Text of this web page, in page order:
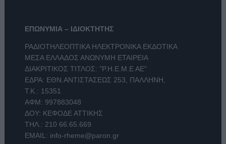
ΕΠΩΝΥΜΙΑ – ΙΔΙΟΚΤΗΤΗΣ
ΡΑΔΙΟΤΗΛΕΟΠΤΙΚΑ ΗΛΕΚΤΡΟΝΙΚΑ ΕΚΔΟΤΙΚΑ
ΜΕΣΑ ΕΛΛΑΔΟΣ ΑΝΩΝΥΜΗ ΕΤΑΙΡΕΙΑ
ΔΙΑΚΡΙΤΙΚΟΣ ΤΙΤΛΟΣ: "Ρ.Η.Ε.Μ.Ε ΑΕ"
ΕΔΡΑ: ΕΘΝ.ΑΝΤΙΣΤΑΣΕΩΣ 253, ΠΑΛΛΗΝΗ,
Τ.Κ.: 15351
ΑΦΜ: 997883048
ΔΟΥ: ΚΕΦΟΔΕ ΑΤΤΙΚΗΣ
ΤΗΛ.: 210 66.65.669
EMAIL: info-rheme@paron.gr